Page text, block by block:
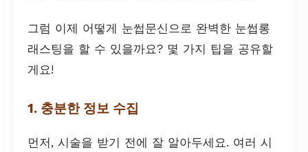
그럼 이제 어떻게 눈썹문신으로 완벽한 눈썹롱
래스팅을 할 수 있을까요? 몇 가지 팁을 공유할
게요!
1. 충분한 정보 수집
먼저, 시술을 받기 전에 잘 알아두세요. 여러 시